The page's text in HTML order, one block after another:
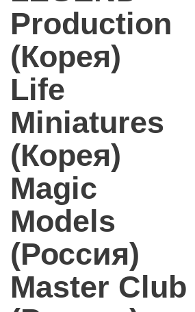
Production
(Корея)
Life
Miniatures
(Корея)
Magic
Models
(Россия)
Master Club